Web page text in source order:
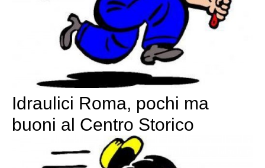
Idraulici Roma, pochi ma
buoni al Centro Storico